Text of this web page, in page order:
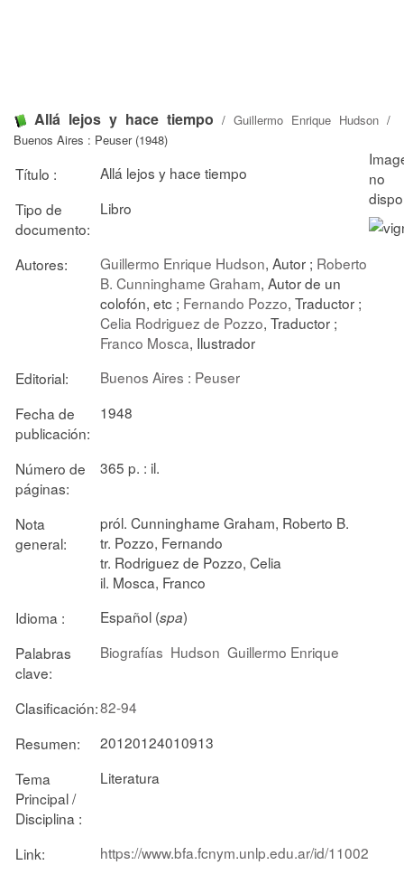
Allá lejos y hace tiempo / Guillermo Enrique Hudson /
Buenos Aires : Peuser (1948)
Título :
Allá lejos y hace tiempo
Tipo de
documento:
Libro
Autores: Guillermo Enrique Hudson, Autor ; Roberto
B. Cunninghame Graham, Autor de un
colofón, etc ; Fernando Pozzo, Traductor ;
Celia Rodriguez de Pozzo, Traductor ;
Franco Mosca, Ilustrador
Editorial:
Buenos Aires : Peuser
Fecha de
publicación:
1948
Número de
páginas:
365 p. : il.
Nota
general:
pról. Cunninghame Graham, Roberto B.
tr. Pozzo, Fernando
tr. Rodriguez de Pozzo, Celia
il. Mosca, Franco
Idioma :
Español (spa)
Palabras
clave:
Biografías Hudson Guillermo Enrique
Clasificación:82-94
Resumen:
20120124010913
Tema
Principal /
Disciplina :
Literatura
Link: https://www.bfa.fcnym.unlp.edu.ar/id/11002